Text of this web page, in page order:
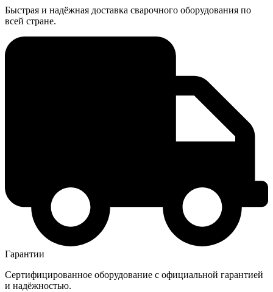
Быстрая и надёжная доставка сварочного оборудования по
всей стране.
Гарантии
Сертифицированное оборудование с официальной гарантией
и надёжностью.